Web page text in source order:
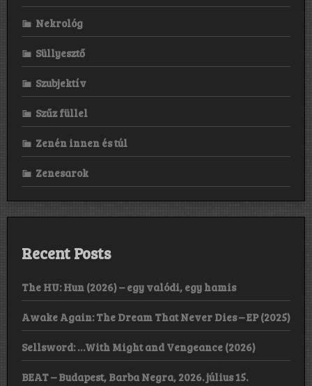
Nekrológ
Süllyesztő
Szubjektív
Szűz füllel
Zenén innen és túl
Zenesarok
Recent Posts
The HU: Hun (2026) – egy valódi, egy hamis
Awake Again: The Dream That Never Dies – EP (2025)
Sellsword: …With Might and Vengeance (2026)
BEAT – Budapest, Barba Negra, 2026. július 15.